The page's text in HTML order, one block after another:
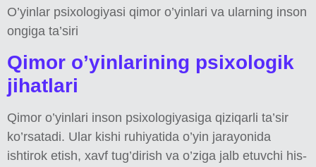
O’yinlar psixologiyasi qimor o’yinlari va ularning inson
ongiga ta’siri
Qimor o’yinlarining psixologik
jihatlari
Qimor o’yinlari inson psixologiyasiga qiziqarli ta’sir
ko’rsatadi. Ular kishi ruhiyatida o’yin jarayonida
ishtirok etish, xavf tug’dirish va o’ziga jalb etuvchi his-